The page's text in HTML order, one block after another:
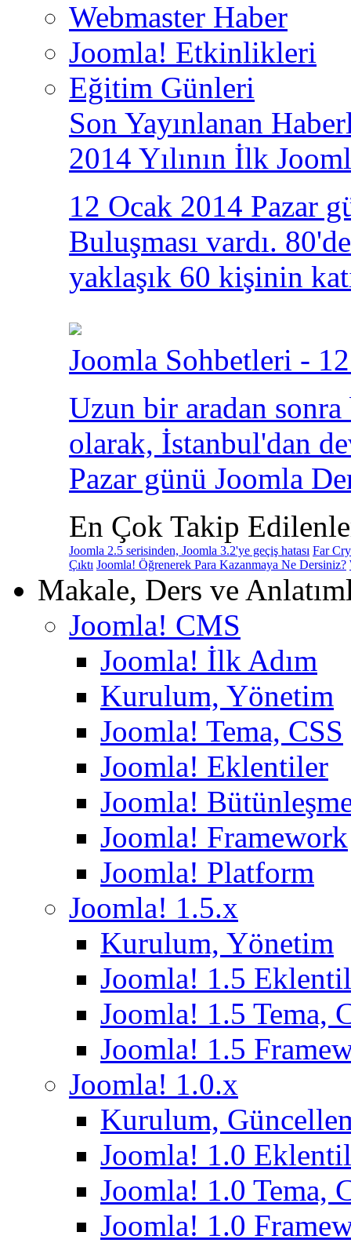
Webmaster Haber
Joomla! Etkinlikleri
Eğitim Günleri
Son Yayınlanan
2014 Yılının İlk
12 Ocak 2014 Pazar
Buluşması vardı.
yaklaşık 60 kişinin
Joomla Sohbetleri -
Uzun bir aradan
olarak, İstanbul'dan
Pazar günü Joomla
En Çok Takip
Joomla 2.5 serisinden, Joomla 3.2'ye geçiş hatası Far
Çıktı Joomla! Öğrenerek Para Kazanmaya Ne Dersiniz?
Makale, Ders ve
Joomla! CMS
Joomla! İlk Adım
Kurulum, Yönetim
Joomla! Tema, CSS
Joomla! Eklentiler
Joomla!
Joomla! Framework
Joomla! Platform
Joomla! 1.5.x
Kurulum, Yönetim
Joomla! 1.5
Joomla! 1.5 Tema,
Joomla! 1.5
Joomla! 1.0.x
Kurulum,
Joomla! 1.0
Joomla! 1.0 Tema,
Joomla! 1.0